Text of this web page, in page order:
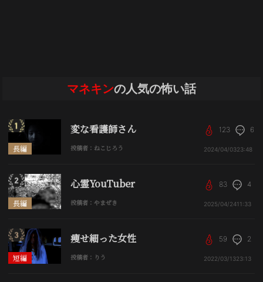
マネキンの人気の怖い話
長編
変な看護師さん
投稿者：ねこじろう
123 6
2024/04/0323:48
長編
心霊YouTuber
投稿者：やまぜき
83 4
2025/04/2411:33
短編
痩せ細った女性
投稿者：りう
59 2
2022/03/1323:13